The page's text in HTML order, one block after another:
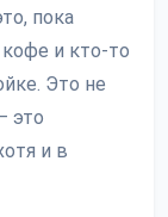
пока
и кто-то
Это не
это
и в